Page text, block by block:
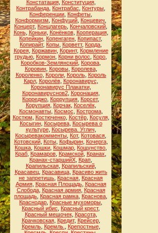
Констатация, Конституция,
Контрабанда Контрабас Контуры
Конференции Конфеты
Конформизм
Конфуций Концевич
Концерт, Концлагерь Кончаловский
Конь, Коньки, Конёнков, Кооперация,
Копейкин Копенгаген Копипаст,
Копирайт, Копы Корветт, Корда
Корея, Коржавин, Коринт, Кормление
грудью Кормон Корни волос Коро
Коробков-Землянский Корова
Коровин, Коровы, Королева,
Короленко, Короли, Король, Король
Карл, Королёв, Коронавирус
Коронавирус Плакатки,
Коронавируснов2, Коронация,
Корреджо Коррупция Корсет,
Корупция, Корчак, Коселёк,
Космонавты, Космос Кострома,
Костюм
Костюченко, Костёр, Косуля,
Косыгин, Косырева, Косырева о
культуре, Косырева. Углич
Косыревакомменты Кот, Котовася
Котовский, Коты, Кофырин, Кочерга,
Кошка Кошки Кошмар Кощунство
Краб Крамаров Крамской Кранах
Кранах-старшийХ Крап
Крапильская, Крапильский,
Красавец, Красавица, Красиво жить
не запретишь Красная Красная
Армия, Красная Площадь, Красная
Слобода, Красная армия, Красная
площадь Красная рамка Краснова
Краснодар Красные мухоморы
Красный ибис
Красный крест,
Красный мешочек, Красота,
Крачковская, Кредит, Крейсер,
Кремль, Кремль. Крепостные,